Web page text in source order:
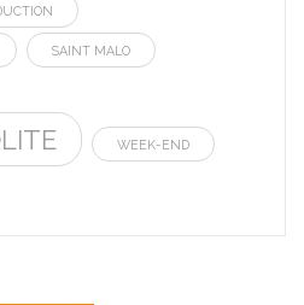
SAINT MALO
WEEK-END